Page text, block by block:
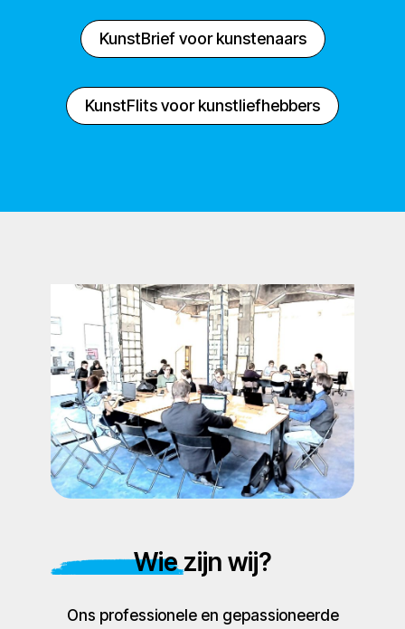
KunstBrief voor kunstenaars
KunstFlits voor kunstliefhebbers
Wie zijn wij?
Ons professionele en gepassioneerde